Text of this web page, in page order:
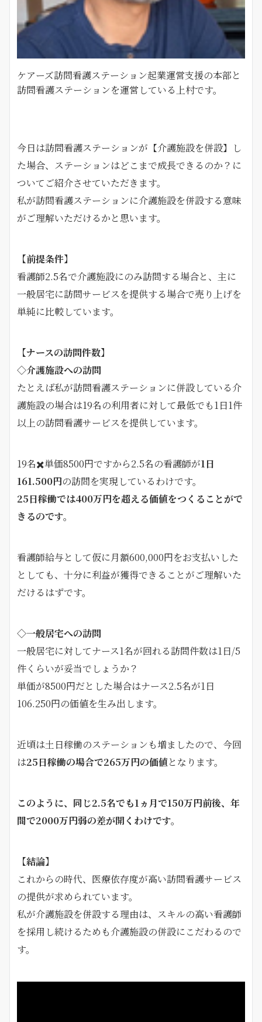
ケアーズ訪問看護ステーション起業運営支援の本部と
訪問看護ステーションを運営している上村です。
今日は訪問看護ステーションが【介護施設を併設】し
た場合、ステーションはどこまで成長できるのか？に
ついてご紹介させていただきます。
私が訪問看護ステーションに介護施設を併設する意味
がご理解いただけるかと思います。
【前提条件】
看護師2.5名で介護施設にのみ訪問する場合と、主に
一般居宅に訪問サービスを提供する場合で売り上げを
単純に比較しています。
【ナースの訪問件数】
◇介護施設への訪問
たとえば私が訪問看護ステーションに併設している介
護施設の場合は19名の利用者に対して最低でも1日1件
以上の訪問看護サービスを提供しています。
19名✖️単価8500円ですから2.5名の看護師が1日
161.500円の訪問を実現しているわけです。
25日稼働では400万円を超える価値をつくることがで
きるのです。
看護師給与として仮に月額600,000円をお支払いした
としても、十分に利益が獲得できることがご理解いた
だけるはずです。
◇一般居宅への訪問
一般居宅に対してナース1名が回れる訪問件数は1日/5
件くらいが妥当でしょうか？
単価が8500円だとした場合はナース2.5名が1日
106.250円の価値を生み出します。
近頃は土日稼働のステーションも増ましたので、今回
は25日稼働の場合で265万円の価値となります。
このように、同じ2.5名でも1ヵ月で150万円前後、年
間で2000万円弱の差が開くわけです。
【結論】
これからの時代、医療依存度が高い訪問看護サービス
の提供が求められています。
私が介護施設を併設する理由は、スキルの高い看護師
を採用し続けるためも介護施設の併設にこだわるので
す。